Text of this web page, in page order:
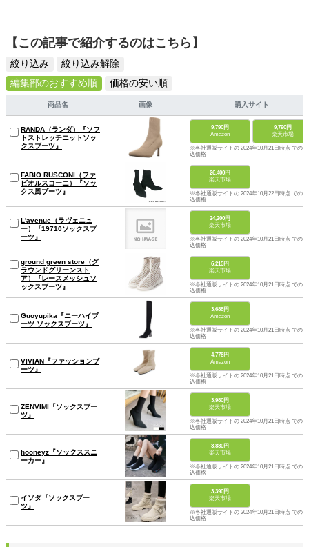
【この記事で紹介するのはこちら】
絞り込み
絞り込み解除
編集部のおすすめ順
価格の安い順
商品名 画像 購入サイト
RANDA（ランダ）『ソフ
トストレッチニットソッ
クスブーツ』
9,790円
Amazon
9,790円
楽天市場
※各社通販サイトの 2024年10月21日時点 での税
込価格
FABIO RUSCONI（ファ
ビオルスコーニ）『ソッ
クス風ブーツ』
26,400円
楽天市場
※各社通販サイトの 2024年10月22日時点 での税
込価格
L'avenue（ラヴェニュ
ー）『19710ソックスブ
ーツ』
24,200円
楽天市場
※各社通販サイトの 2024年10月21日時点 での税
込価格
ground green store（グ
ラウンドグリーンスト
ア）『レースメッシュソ
ックスブーツ』
6,215円
楽天市場
※各社通販サイトの 2024年10月21日時点 での税
込価格
Guoyupika『ニーハイブ
ーツ ソックスブーツ』
3,688円
Amazon
※各社通販サイトの 2024年10月21日時点 での税
込価格
VIVIAN『ファッションブ
ーツ』
4,778円
Amazon
※各社通販サイトの 2024年10月21日時点 での税
込価格
ZENVIMI『ソックスブー
ツ』
3,980円
楽天市場
※各社通販サイトの 2024年10月21日時点 での税
込価格
hooneyz『ソックススニ
ーカー』
3,880円
楽天市場
※各社通販サイトの 2024年10月21日時点 での税
込価格
イソダ『ソックスブー
ツ』
3,390円
楽天市場
※各社通販サイトの 2024年10月21日時点 での税
込価格